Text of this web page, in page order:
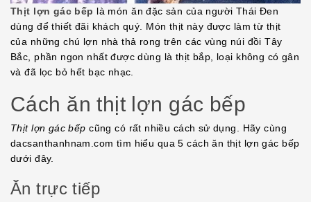
Thịt lợn gác bếp là món ăn đặc sản của người Thái Đen
dùng để thiết đãi khách quý. Món thịt này được làm từ thịt
của những chú lợn nhà thả rong trên các vùng núi đồi Tây
Bắc, phần ngon nhất được dùng là thịt bắp, loại không có gân
và đã lọc bỏ hết bạc nhạc.
Cách ăn thịt lợn gác bếp
Thịt lợn gác bếp cũng có rất nhiều cách sử dụng. Hãy cùng
dacsanthanhnam.com tìm hiểu qua 5 cách ăn thịt lợn gác bếp
dưới đây.
Ăn trực tiếp